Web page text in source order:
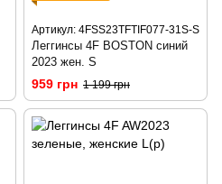
Артикул: 4FSS23TFTIF077-31S-S
Леггинсы 4F BOSTON синий
2023 жен. S
959 грн 1 199 грн